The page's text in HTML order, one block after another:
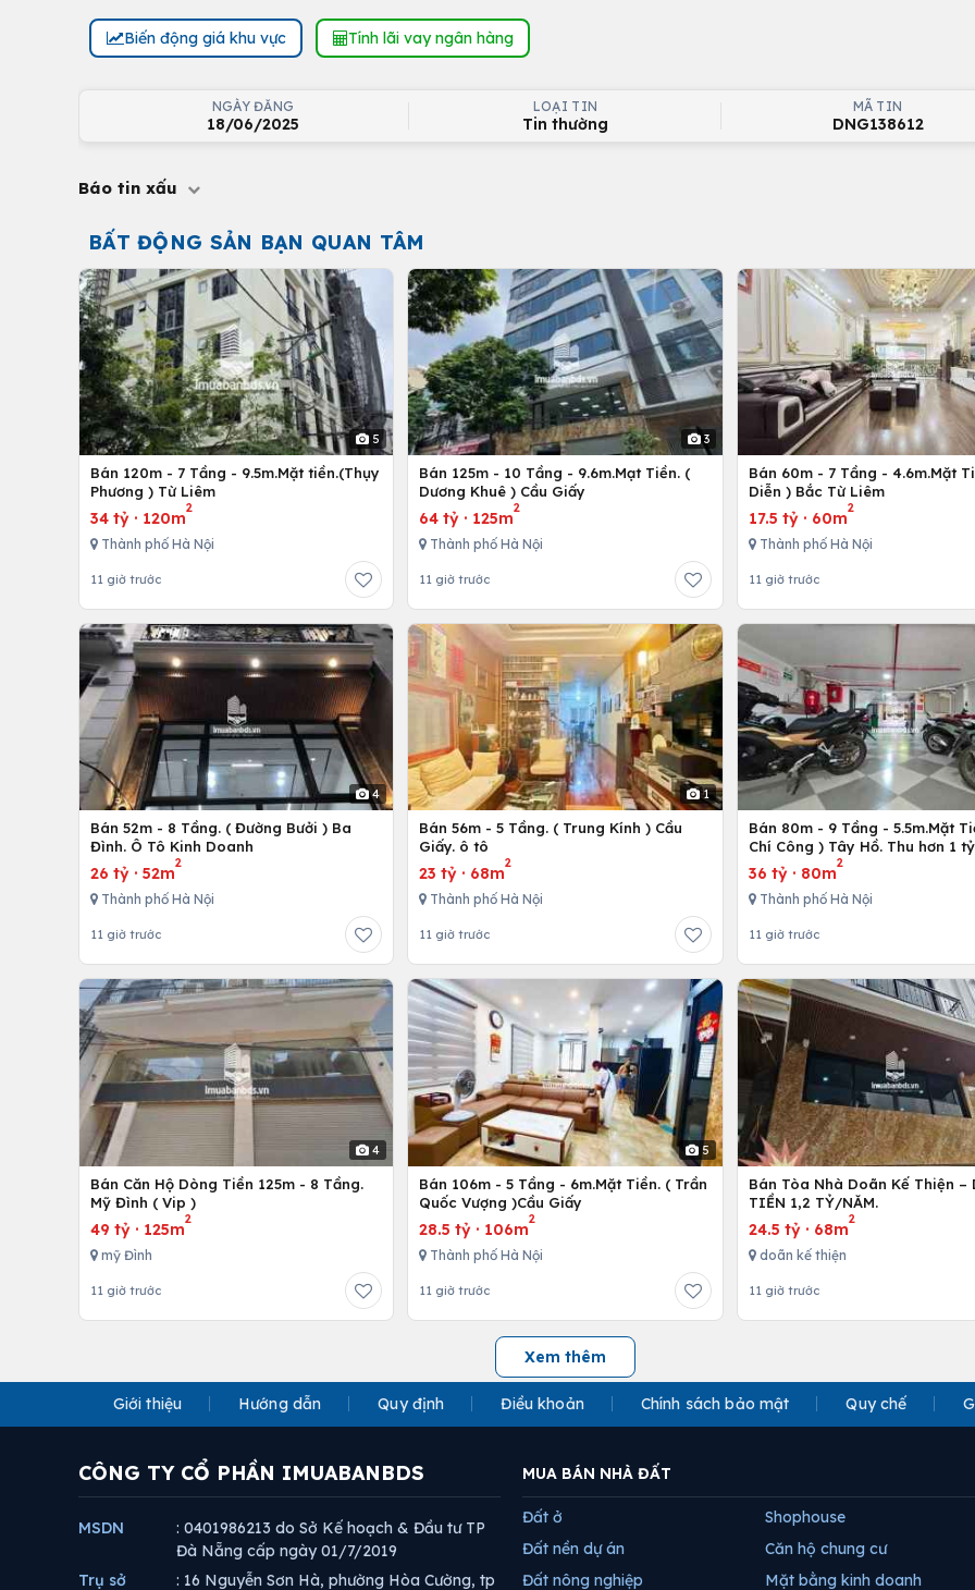
Biến động giá khu vực Tính lãi vay ngân hàng
NGÀY ĐĂNG
18/06/2025
LOẠI TIN
Tin thường
MÃ TIN
DNG138612
Báo tin xấu
BẤT ĐỘNG SẢN BẠN QUAN TÂM
5
Bán 120m - 7 Tầng - 9.5m.Mặt tiền.(Thụy
Phương ) Từ Liêm
34 tỷ · 120m
2
Thành phố Hà Nội
11 giờ trước
3
Bán 125m - 10 Tầng - 9.6m.Mạt Tiền. (
Dương Khuê ) Cầu Giấy
64 tỷ · 125m
2
Thành phố Hà Nội
11 giờ trước
Bán 60m - 7 Tầng - 4.6m.Mặt
Diễn ) Bắc Từ Liêm
17.5 tỷ· 60m
2
Thành phố Hà Nội
11 giờ trước
4
Bán 52m - 8 Tầng. ( Đường Bưởi ) Ba
Đình. Ô Tô Kinh Doanh
26 tỷ · 52m
2
Thành phố Hà Nội
11 giờ trước
1
Bán 56m - 5 Tầng. ( Trung Kính ) Cầu
Giấy. ô tô
23 tỷ · 68m
2
Thành phố Hà Nội
11 giờ trước
Bán 80m - 9 Tầng - 5.5m.Mặt
Chí Công ) Tây Hồ. Thu hơn 1
36 tỷ· 80m
2
Thành phố Hà Nội
11 giờ trước
4
Bán Căn Hộ Dòng Tiền 125m - 8 Tầng.
Mỹ Đình ( Vip )
49 tỷ · 125m
2
mỹ Đình
11 giờ trước
5
Bán 106m - 5 Tầng - 6m.Mặt Tiền. ( Trần
Quốc Vượng )Cầu Giấy
28.5 tỷ · 106m
2
Thành phố Hà Nội
11 giờ trước
Bán Tòa Nhà Doãn Kế Thiện –
TIỀN 1,2 TỶ/NĂM.
24.5 tỷ· 68m
2
doãn kế thiện
11 giờ trước
Xem thêm
Giới thiệu Hướng dẫn Quy định Điều khoản Chính sách bảo mật Quy chế
CÔNG TY CỔ PHẦN IMUABANBDS
MSDN
: 0401986213 do Sở Kế hoạch & Đầu tư TP
Đà Nẵng cấp ngày 01/7/2019
Trụ sở
: 16 Nguyễn Sơn Hà, phường Hòa Cường, tp
MUA BÁN NHÀ ĐẤT
Đất ở
Đất nền dự án
Đất nông nghiệp
Shophouse
Căn hộ chung cư
Mặt bằng kinh doanh